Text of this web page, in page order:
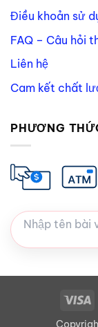
Điều khoản sử
FAQ – Câu hỏi
Liên hệ
Cam kết chất
PHƯƠNG